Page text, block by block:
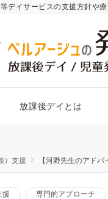
デイサービスの支援方針や
放課後デイとは
）支援 【河野先生のアド
援 専門的アプローチ